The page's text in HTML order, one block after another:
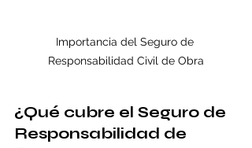
Importancia del Seguro de
Responsabilidad Civil de Obra
¿Qué cubre el Seguro de
Responsabilidad de